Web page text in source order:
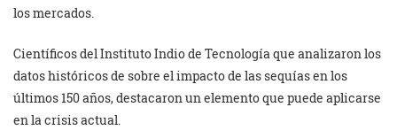
los mercados.
Científicos del Instituto Indio de Tecnología que analizaron los
datos históricos de sobre el impacto de las sequías en los
últimos 150 años, destacaron un elemento que puede aplicarse
en la crisis actual.